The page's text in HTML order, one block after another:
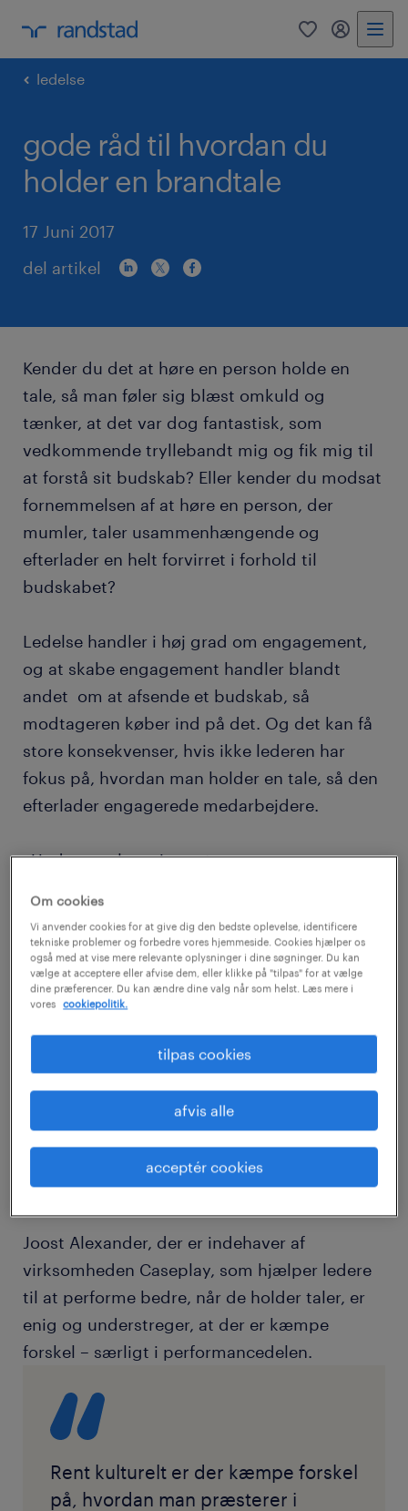
0
ledelse
gode råd til hvordan du
holder en brandtale
17 Juni 2017
del artikel
Kender du det at høre en person holde en
tale, så man føler sig blæst omkuld og
tænker, at det var dog fantastisk, som
vedkommende tryllebandt mig og fik mig til
at forstå sit budskab? Eller kender du modsat
fornemmelsen af at høre en person, der
mumler, taler usammenhængende og
efterlader en helt forvirret i forhold til
budskabet?
Ledelse handler i høj grad om engagement,
og at skabe engagement handler blandt
andet om at afsende et budskab, så
modtageren køber ind på det. Og det kan få
store konsekvenser, hvis ikke lederen har
fokus på, hvordan man holder en tale, så den
efterlader engagerede medarbejdere.
»Undersøgelser viser, at mange
nærmeste leder. Og skal man styrke et
forhold mellem lederen og medarbejderen er
det naturligt at tage afsæt i hvordan lederen
medarbejderne. Der er i min optik meget at
gøre her når det gælder talen, hvis man både
vil tiltrække og fastholde dygtige
medarbejdere, samt ikke mindst højne
produktiviteten,« siger Tine Ryg Cebrian, der
er HR direktør i Randstad.
Joost Alexander, der er indehaver af
virksomheden Caseplay, som hjælper ledere
til at performe bedre, når de holder taler, er
enig og understreger, at der er kæmpe
forskel – særligt i performancedelen.
Rent kulturelt er der kæmpe forskel
på, hvordan man præsterer i
Om cookies
Vi anvender cookies for at give dig den bedste oplevelse, identificere
tekniske problemer og forbedre vores hjemmeside. Cookies hjælper os
også med at vise mere relevante oplysninger i dine søgninger. Du kan
vælge at acceptere eller afvise dem, eller klikke på "tilpas" for at vælge
dine præferencer. Du kan ændre dine valg når som helst. Læs mere i
vores
cookiepolitik.
tilpas cookies
afvis alle
acceptér cookies